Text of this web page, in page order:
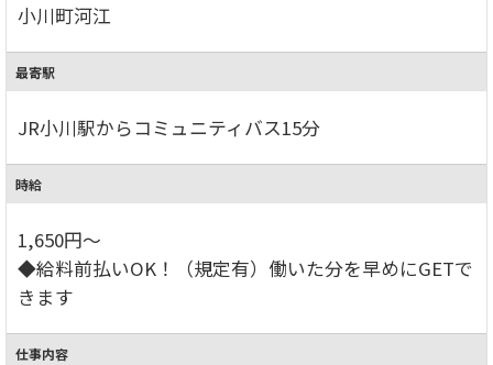
小川町河江
最寄駅
JR小川駅からコミュニティバス15分
時給
1,650円～
◆給料前払いOK！（規定有）働いた分を早めにGETで
きます
仕事内容